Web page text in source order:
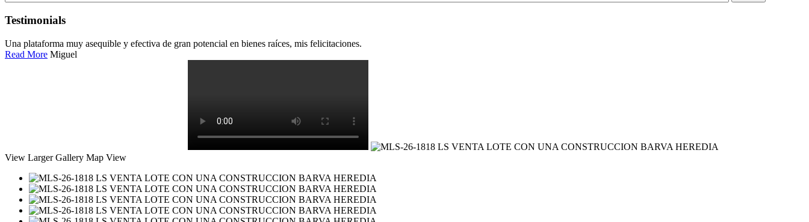
Testimonials
Una plataforma muy asequible y efectiva de gran potencial en bienes raíces, mis felicitaciones.
Read More Miguel
View Larger Gallery Map View